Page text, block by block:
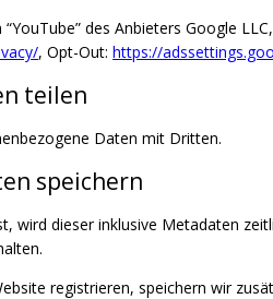
des Anbieters Google
, Opt-Out: https://
teilen
Daten mit Dritten.
speichern
wird dieser inklusive Metadaten
registrieren, speichern wir